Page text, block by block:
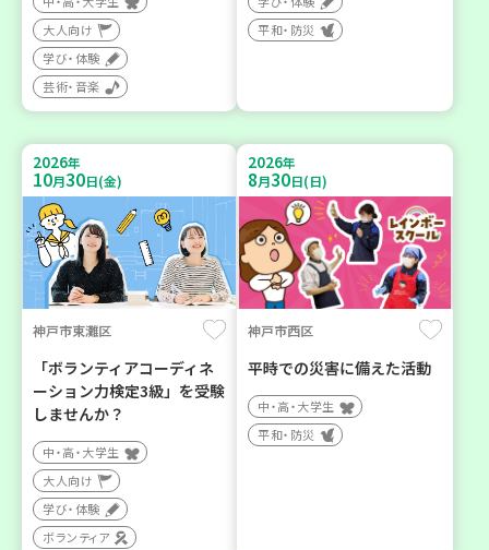
大人向け
学び・体験
芸術・音楽
平和・防災
2026年
10月30日(金)
神戸市東灘区
「ボランティアコーディネ
ーション力検定3級」を受験
しませんか？
中・高・大学生
大人向け
学び・体験
ボランティア
2026年
8月30日(日)
神戸市西区
平時での災害に備えた活動
中・高・大学生
平和・防災